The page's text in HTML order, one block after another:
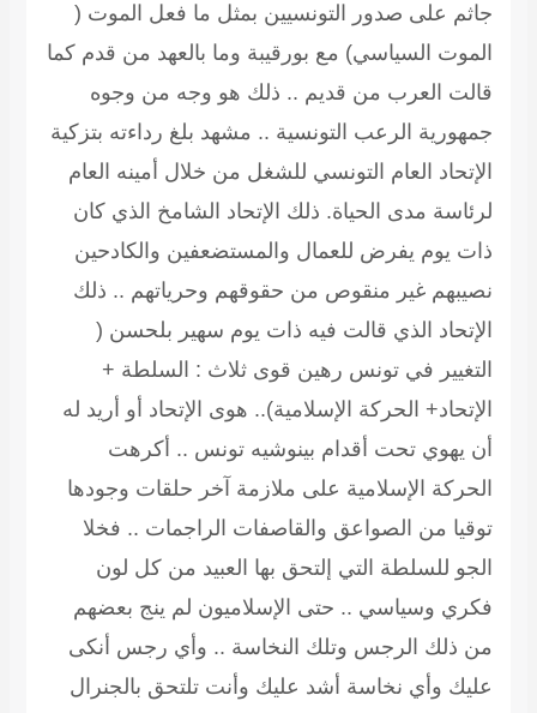
جاثم على صدور التونسيين بمثل ما فعل الموت (
الموت السياسي) مع بورقيبة وما بالعهد من قدم كما
قالت العرب من قديم .. ذلك هو وجه من وجوه
جمهورية الرعب التونسية .. مشهد بلغ رداءته بتزكية
الإتحاد العام التونسي للشغل من خلال أمينه العام
لرئاسة مدى الحياة. ذلك الإتحاد الشامخ الذي كان
ذات يوم يفرض للعمال والمستضعفين والكادحين
نصيبهم غير منقوص من حقوقهم وحرياتهم .. ذلك
الإتحاد الذي قالت فيه ذات يوم سهير بلحسن (
التغيير في تونس رهين قوى ثلاث : السلطة +
الإتحاد+ الحركة الإسلامية).. هوى الإتحاد أو أريد له
أن يهوي تحت أقدام بينوشيه تونس .. أكرهت
الحركة الإسلامية على ملازمة آخر حلقات وجودها
توقيا من الصواعق والقاصفات الراجمات .. فخلا
الجو للسلطة التي إلتحق بها العبيد من كل لون
فكري وسياسي .. حتى الإسلاميون لم ينج بعضهم
من ذلك الرجس وتلك النخاسة .. وأي رجس أنكى
عليك وأي نخاسة أشد عليك وأنت تلتحق بالجنرال